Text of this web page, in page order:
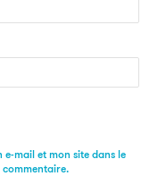
e-mail et mon site dans le